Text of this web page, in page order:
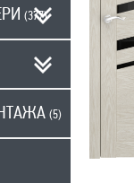
(377)
(5)